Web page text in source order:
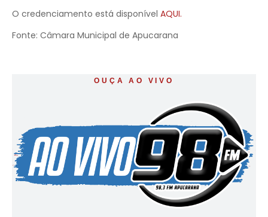
O credenciamento está disponível AQUI.
Fonte: Câmara Municipal de Apucarana
OUÇA AO VIVO